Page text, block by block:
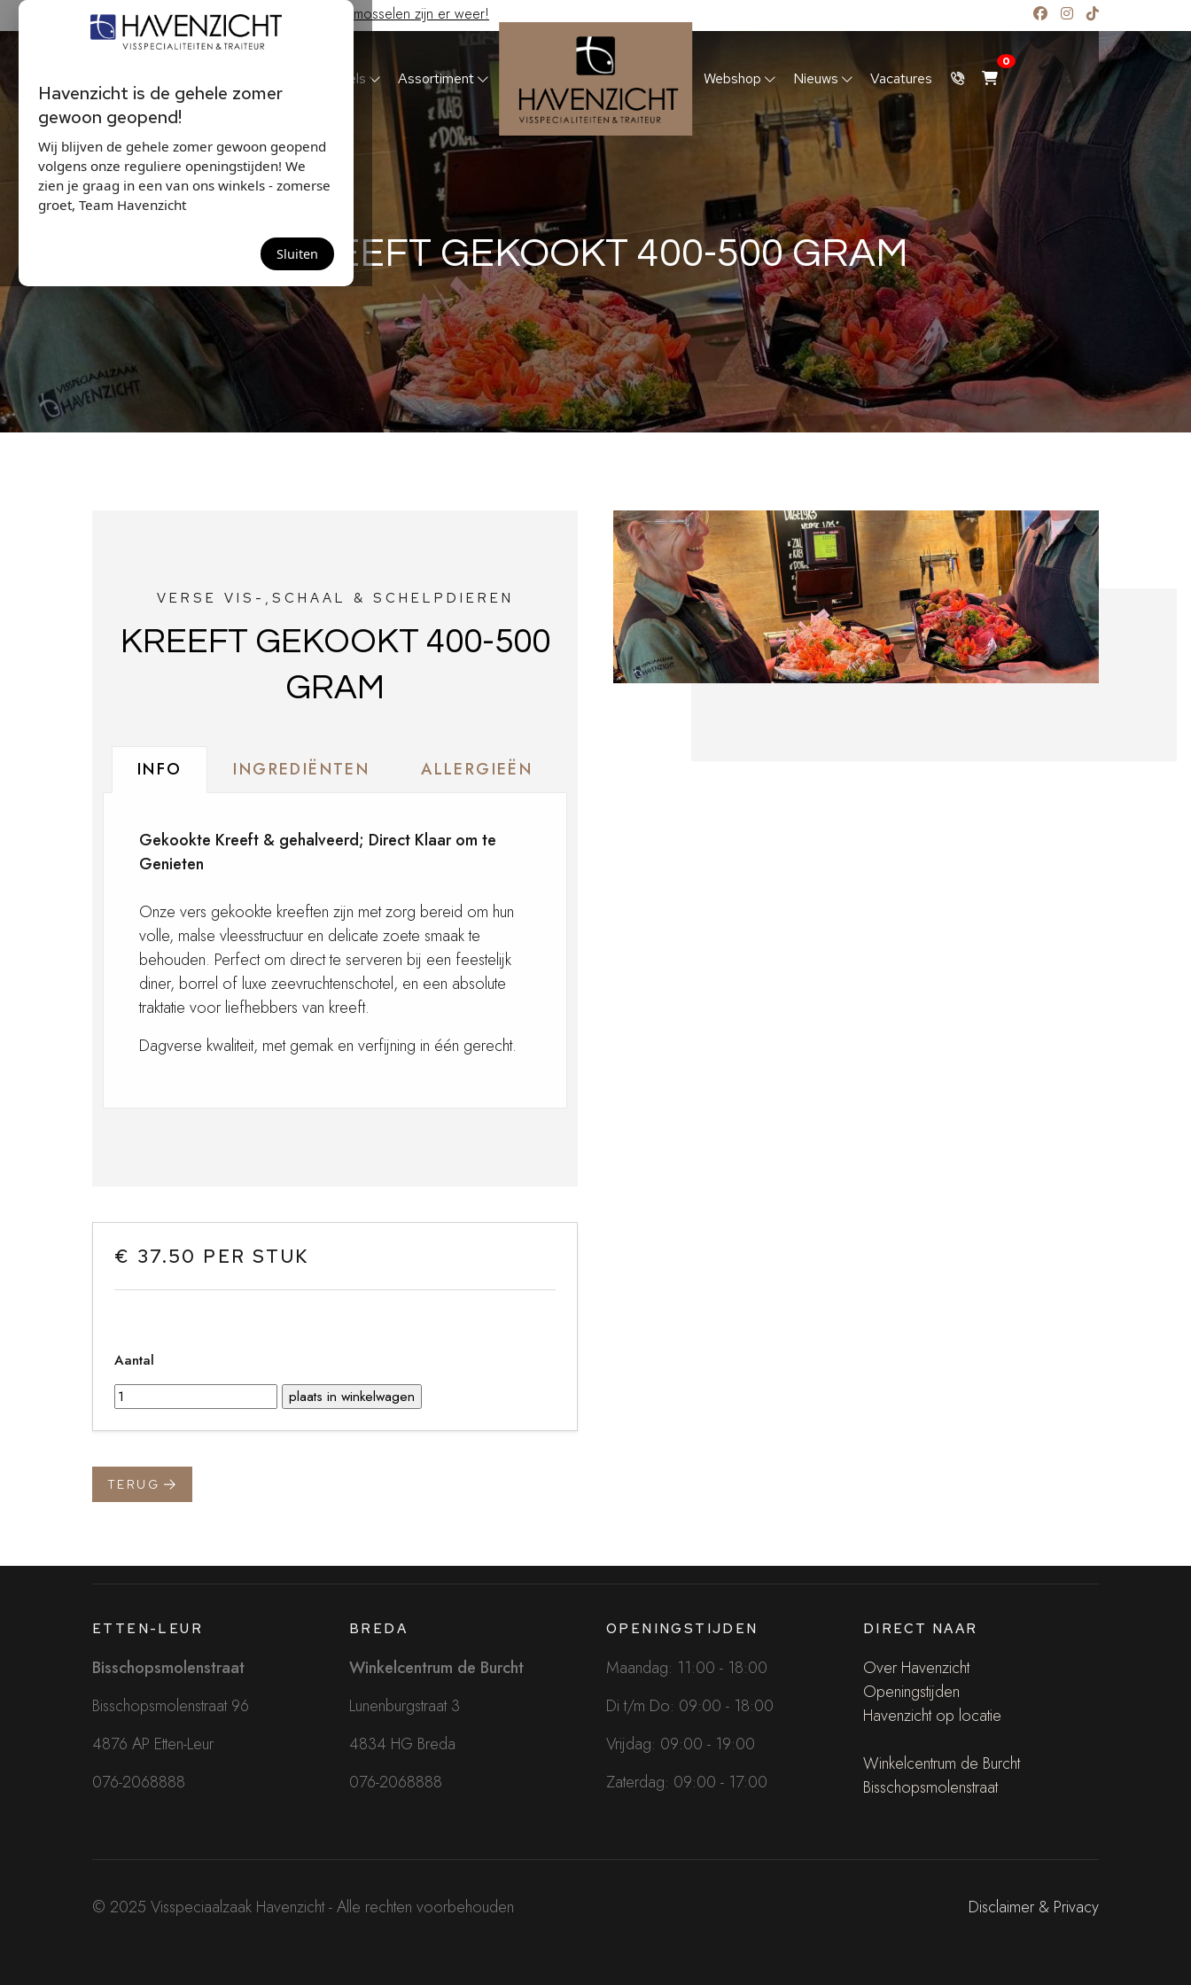
Havenzicht is de gehele zomer
gewoon geopend!
Wij blijven de gehele zomer gewoon geopend
volgens onze reguliere openingstijden! We
zien je graag in een van ons winkels - zomerse
groet, Team Havenzicht
Sluiten
Hollandse Nieuwe & Zeeuwse bodem mosselen zijn er weer!
Winkels Assortiment Webshop Nieuws Vacatures
0
KREEFT GEKOOKT 400-500 GRAM
VERSE VIS-,SCHAAL & SCHELPDIEREN
KREEFT GEKOOKT 400-500
GRAM
INFO INGREDIËNTEN ALLERGIEËN
Gekookte Kreeft & gehalveerd; Direct Klaar om te
Genieten
Onze vers gekookte kreeften zijn met zorg bereid om hun
volle, malse vleesstructuur en delicate zoete smaak te
behouden. Perfect om direct te serveren bij een feestelijk
diner, borrel of luxe zeevruchtenschotel, en een absolute
traktatie voor liefhebbers van kreeft.
Dagverse kwaliteit, met gemak en verfijning in één gerecht.
€ 37.50 PER STUK
Aantal
TERUG
ETTEN-LEUR
Bisschopsmolenstraat
Bisschopsmolenstraat 96
4876 AP Etten-Leur
076-2068888
BREDA
Winkelcentrum de Burcht
Lunenburgstraat 3
4834 HG Breda
076-2068888
OPENINGSTIJDEN
Maandag: 11:00 - 18:00
Di t/m Do: 09:00 - 18:00
Vrijdag: 09:00 - 19:00
Zaterdag: 09:00 - 17:00
DIRECT NAAR
Over Havenzicht
Openingstijden
Havenzicht op locatie
Winkelcentrum de Burcht
Bisschopsmolenstraat
© 2025 Visspeciaalzaak Havenzicht - Alle rechten voorbehouden Disclaimer & Privacy